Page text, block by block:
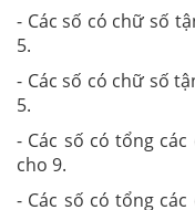
- Các số có chữ số
5.
- Các số có chữ số
5.
- Các số có tổng
cho 9.
- Các số có tổng